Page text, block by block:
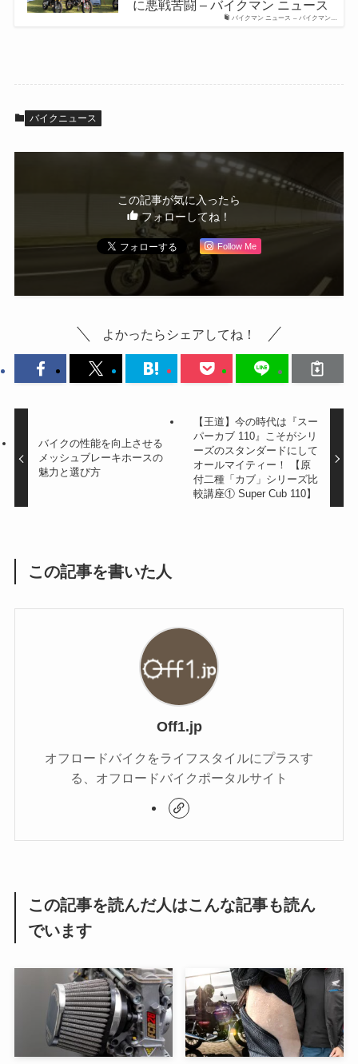
バイクマン ニュース – バイクマン…
に悪戦苦闘 – バイクマン ニュース
バイクニュース
この記事が気に入ったら
フォローしてね！
Follow Me
よかったらシェアしてね！
バイクの性能を向上させる
メッシュブレーキホースの
魅力と選び方
【王道】今の時代は『スー
パーカブ 110』こそがシリ
ーズのスタンダードにして
オールマイティー！ 【原
付二種「カブ」シリーズ比
較講座① Super Cub 110】
この記事を書いた人
Off1.jp
オフロードバイクをライフスタイルにプラスす
る、オフロードバイクポータルサイト
この記事を読んだ人はこんな記事も読ん
でいます